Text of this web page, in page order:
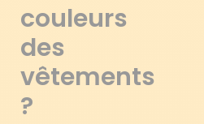
couleurs
des
vêtements
?